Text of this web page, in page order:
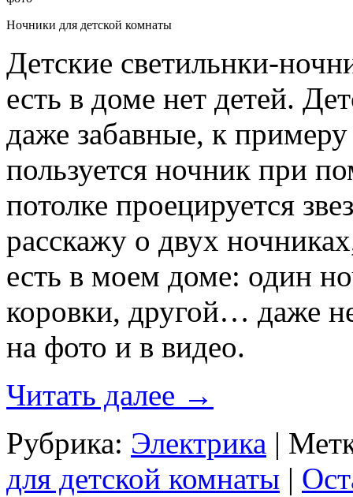
Ночники для детской комнаты
Детские светильнки-
есть в доме нет детей.
даже забавные, к
пользуется ночник при
потолке проецируется
расскажу о двух
есть в моем доме: один
коровки, другой… даже
на фото и в видео.
Читать далее →
Рубрика: Электрика |
для детской комнаты |